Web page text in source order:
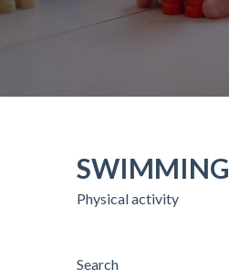
SWIMMING
Physical activity
Search